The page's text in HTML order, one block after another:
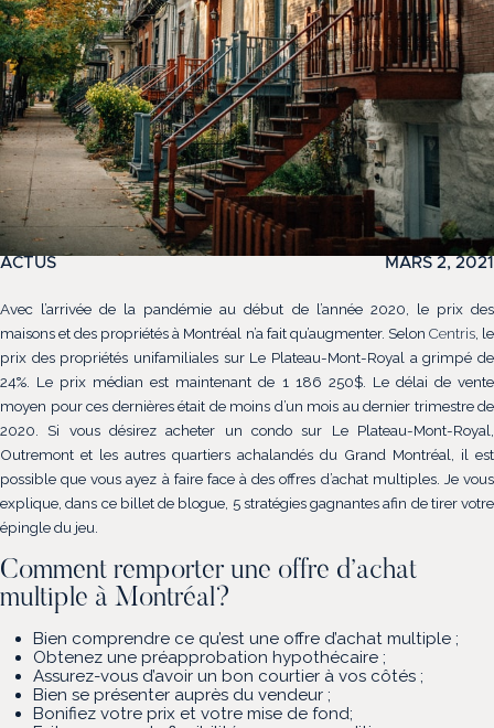
ACTUS MARS 2, 2021
Avec l’arrivée de la pandémie au début de l’année 2020, le prix des
maisons et des propriétés à Montréal n’a fait qu’augmenter. Selon Centris, le
prix des propriétés unifamiliales sur Le Plateau-Mont-Royal a grimpé de
24%. Le prix médian est maintenant de 1 186 250$. Le délai de vente
moyen pour ces dernières était de moins d’un mois au dernier trimestre de
2020. Si vous désirez acheter un condo sur Le Plateau-Mont-Royal,
Outremont et les autres quartiers achalandés du Grand Montréal, il est
possible que vous ayez à faire face à des offres d’achat multiples. Je vous
explique, dans ce billet de blogue, 5 stratégies gagnantes afin de tirer votre
épingle du jeu.
Comment remporter une offre d’achat
multiple à Montréal?
Bien comprendre ce qu’est une offre d’achat multiple ;
Obtenez une préapprobation hypothécaire ;
Assurez-vous d’avoir un bon courtier à vos côtés ;
Bien se présenter auprès du vendeur ;
Bonifiez votre prix et votre mise de fond;